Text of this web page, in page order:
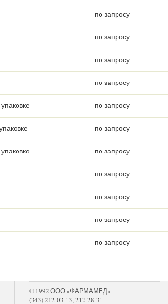
по запросу
по запросу
по запросу
по запросу
по запросу
по запросу
по запросу
по запросу
по запросу
по запросу
по запросу
© 1992 ООО «ФАРМАМЕД»
(343) 212-03-13, 212-28-31